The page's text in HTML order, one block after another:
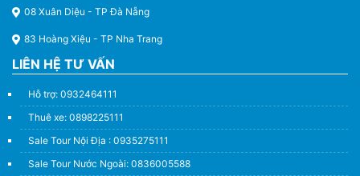
08 Xuân Diệu - TP Đà Nẵng
83 Hoàng Xiệu - TP Nha Trang
LIÊN HỆ TƯ VẤN
Hỗ trợ: 0932464111
Thuê xe: 0898225111
Sale Tour Nội Địa : 0935275111
Sale Tour Nước Ngoài: 0836005588